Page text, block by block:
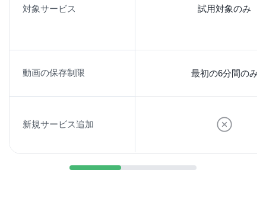
YouTube が中心でも、
普段はYouTube がメインでも、あとからAmazon
きたい場合は、All-in-Oneも候補になります。
対象サービス
動画の保存制限
新規サービス追加
試用対象のみ
最初の6分間のみ